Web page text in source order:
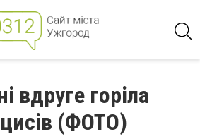
вдруге горіла
(ФОТО)